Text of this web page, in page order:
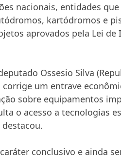
nacionais, entidades
kartódromos e
aprovados pela Lei de
Ossesio Silva
um entrave
sobre equipamentos
o acesso a tecnologias
conclusivo e ainda